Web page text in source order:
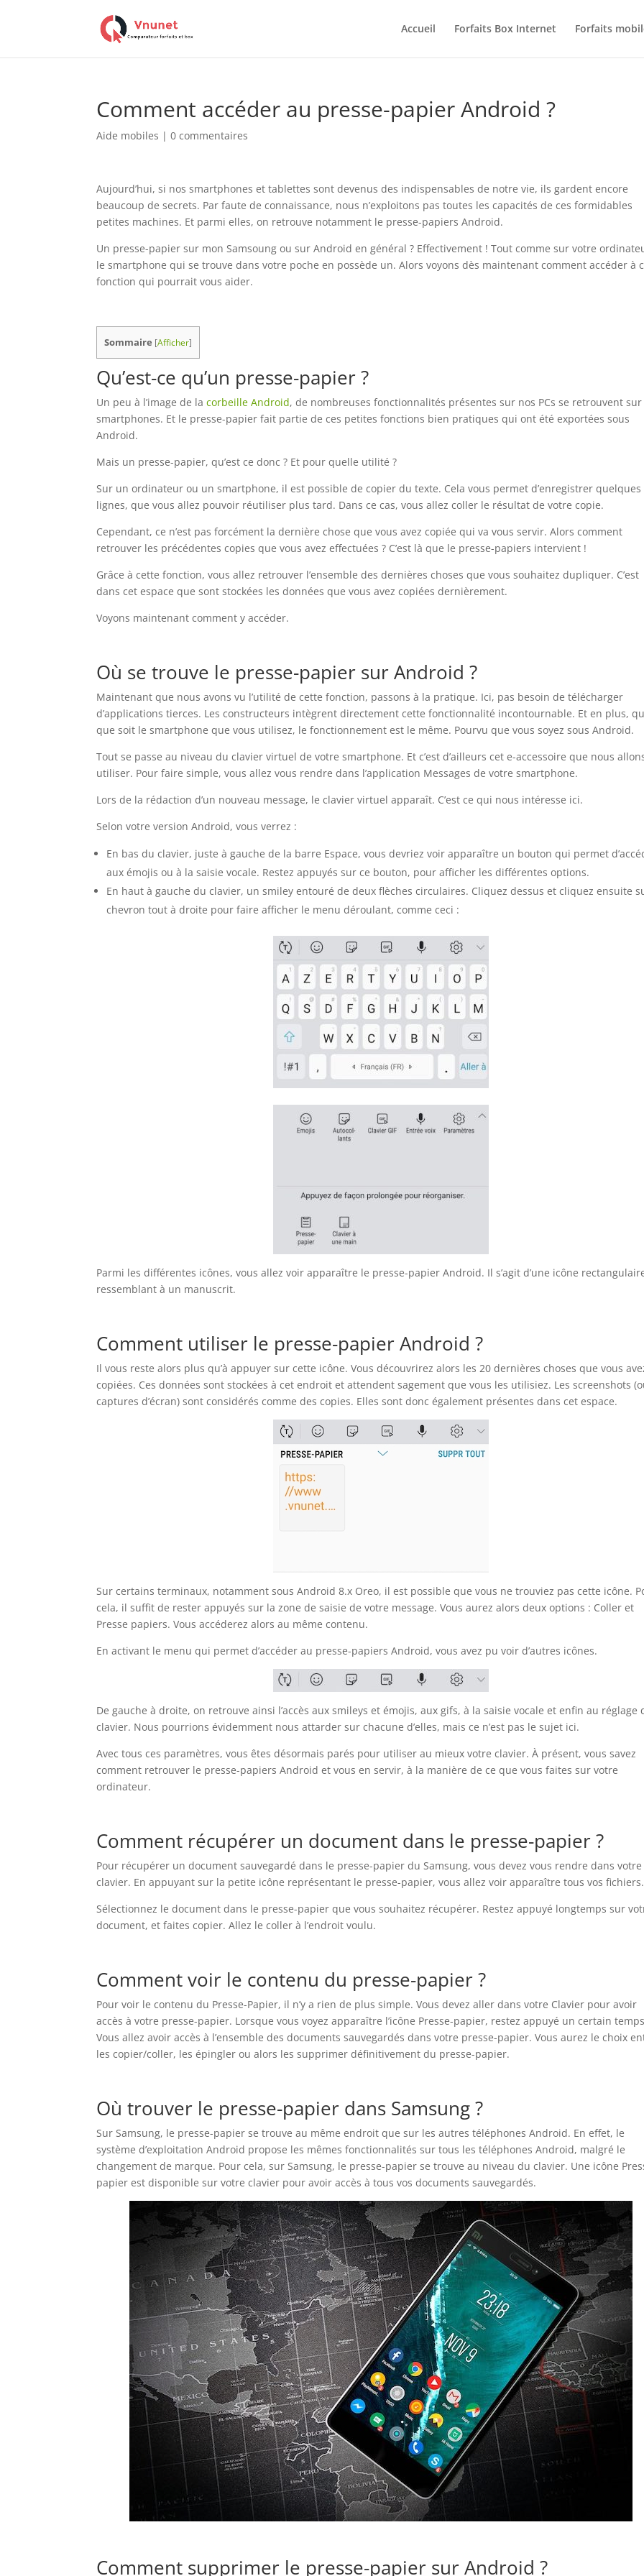
Accueil Forfaits Box Internet Forfaits
Comment accéder au presse-papier Android ?
Aide mobiles |0 commentaires
Aujourd’hui, si nos smartphones et tablettes sont devenus des indispensables de notre vie, ils gardent encore
beaucoup de secrets. Par faute de connaissance, nous n’exploitons pas toutes les capacités de ces formidables
petites machines. Et parmi elles, on retrouve notamment le presse-papiers Android.
Un presse-papier sur mon Samsoung ou sur Android en général ? Effectivement ! Tout comme sur votre
le smartphone qui se trouve dans votre poche en possède un. Alors voyons dès maintenant comment accéder à
fonction qui pourrait vous aider.
Sommaire [Afficher]
Qu’est-ce qu’un presse-papier ?
Un peu à l’image de lacorbeille Android, de nombreuses fonctionnalités présentes sur nos PCs se retrouvent sur
smartphones. Et le presse-papier fait partie de ces petites fonctions bien pratiques qui ont été exportées sous
Android.
Mais un presse-papier, qu’est ce donc ? Et pour quelle utilité ?
Sur un ordinateur ou un smartphone, il est possible de copier du texte. Cela vous permet d’enregistrer quelques
lignes, que vous allez pouvoir réutiliser plus tard. Dans ce cas, vous allez coller le résultat de votre copie.
Cependant, ce n’est pas forcément la dernière chose que vous avez copiée qui va vous servir. Alors comment
retrouver les précédentes copies que vous avez effectuées ? C’est là que le presse-papiers intervient !
Grâce à cette fonction, vous allez retrouver l’ensemble des dernières choses que vous souhaitez dupliquer. C’est
dans cet espace que sont stockées les données que vous avez copiées dernièrement.
Voyons maintenant comment y accéder.
Où se trouve le presse-papier sur Android ?
Maintenant que nous avons vu l’utilité de cette fonction, passons à la pratique. Ici, pas besoin de télécharger
d’applications tierces. Les constructeurs intègrent directement cette fonctionnalité incontournable. Et en plus,
que soit le smartphone que vous utilisez, le fonctionnement est le même. Pourvu que vous soyez sous Android.
Tout se passe au niveau du clavier virtuel de votre smartphone. Et c’est d’ailleurs cet e-accessoire que nous
utiliser. Pour faire simple, vous allez vous rendre dans l’application Messages de votre smartphone.
Lors de la rédaction d’un nouveau message, le clavier virtuel apparaît. C’est ce qui nous intéresse ici.
Selon votre version Android, vous verrez :
En bas du clavier, juste à gauche de la barre Espace, vous devriez voir apparaître un bouton qui permet
aux émojis ou à la saisie vocale. Restez appuyés sur ce bouton, pour afficher les différentes options.
En haut à gauche du clavier, un smiley entouré de deux flèches circulaires. Cliquez dessus et cliquez ensuite
chevron tout à droite pour faire afficher le menu déroulant, comme ceci :
Parmi les différentes icônes, vous allez voir apparaître le presse-papier Android. Il s’agit d’une icône
ressemblant à un manuscrit.
Comment utiliser le presse-papier Android ?
Il vous reste alors plus qu’à appuyer sur cette icône. Vous découvrirez alors les 20 dernières choses que vous
copiées. Ces données sont stockées à cet endroit et attendent sagement que vous les utilisiez. Les screenshots
captures d’écran) sont considérés comme des copies. Elles sont donc également présentes dans cet espace.
Sur certains terminaux, notamment sous Android 8.x Oreo, il est possible que vous ne trouviez pas cette icône.
cela, il suffit de rester appuyés sur la zone de saisie de votre message. Vous aurez alors deux options : Coller et
Presse papiers. Vous accéderez alors au même contenu.
En activant le menu qui permet d’accéder au presse-papiers Android, vous avez pu voir d’autres icônes.
De gauche à droite, on retrouve ainsi l’accès aux smileys et émojis, aux gifs, à la saisie vocale et enfin au réglage
clavier. Nous pourrions évidemment nous attarder sur chacune d’elles, mais ce n’est pas le sujet ici.
Avec tous ces paramètres, vous êtes désormais parés pour utiliser au mieux votre clavier. À présent, vous savez
comment retrouver le presse-papiers Android et vous en servir, à la manière de ce que vous faites sur votre
ordinateur.
Comment récupérer un document dans le presse-papier ?
Pour récupérer un document sauvegardé dans le presse-papier du Samsung, vous devez vous rendre dans votre
clavier. En appuyant sur la petite icône représentant le presse-papier, vous allez voir apparaître tous vos fichiers.
Sélectionnez le document dans le presse-papier que vous souhaitez récupérer. Restez appuyé longtemps sur
document, et faites copier. Allez le coller à l’endroit voulu.
Comment voir le contenu du presse-papier ?
Pour voir le contenu du Presse-Papier, il n’y a rien de plus simple. Vous devez aller dans votre Clavier pour avoir
accès à votre presse-papier. Lorsque vous voyez apparaître l’icône Presse-papier, restez appuyé un certain
Vous allez avoir accès à l’ensemble des documents sauvegardés dans votre presse-papier. Vous aurez le choix
les copier/coller, les épingler ou alors les supprimer définitivement du presse-papier.
Où trouver le presse-papier dans Samsung ?
Sur Samsung, le presse-papier se trouve au même endroit que sur les autres téléphones Android. En effet, le
système d’exploitation Android propose les mêmes fonctionnalités sur tous les téléphones Android, malgré le
changement de marque. Pour cela, sur Samsung, le presse-papier se trouve au niveau du clavier. Une icône
papier est disponible sur votre clavier pour avoir accès à tous vos documents sauvegardés.
Comment supprimer le presse-papier sur Android ?